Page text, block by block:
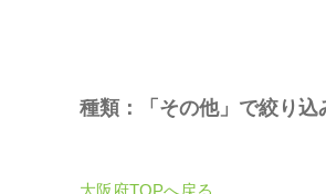
種類：「その他」で絞り
大阪府TOPへ戻る